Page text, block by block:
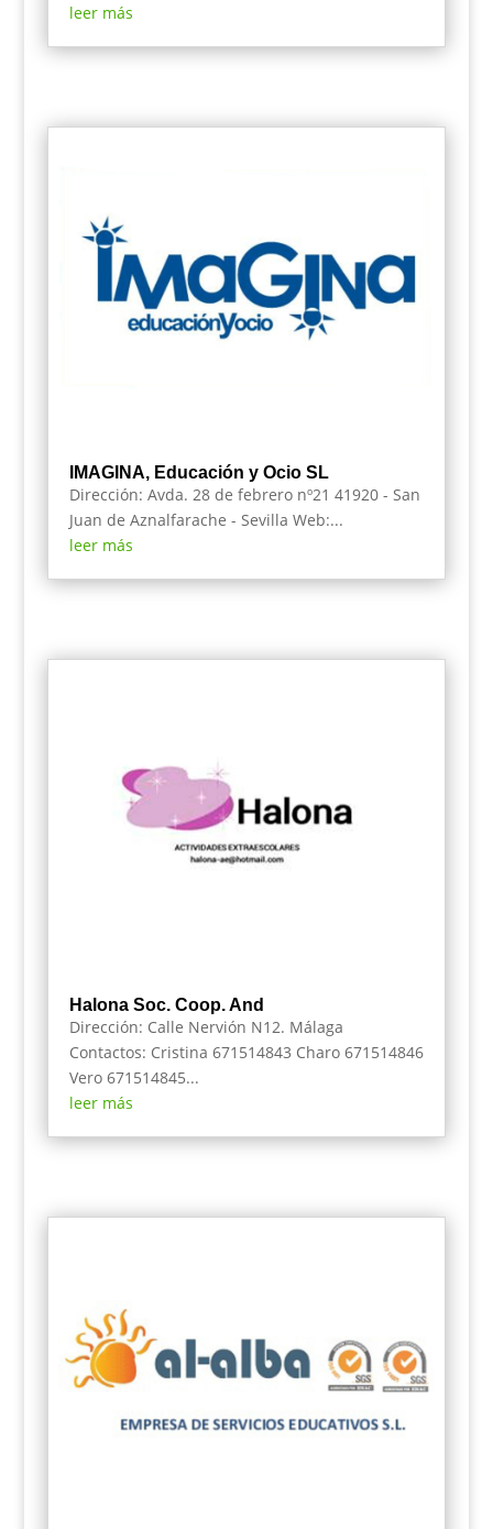
leer más
IMAGINA, Educación y Ocio SL
Dirección: Avda. 28 de febrero nº21 41920 - San
Juan de Aznalfarache - Sevilla Web:...
leer más
Halona Soc. Coop. And
Dirección: Calle Nervión N12. Málaga
Contactos: Cristina 671514843 Charo 671514846
Vero 671514845...
leer más